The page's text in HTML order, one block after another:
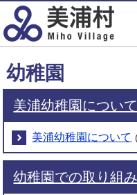
幼稚園
美浦幼稚園について
美浦幼稚園について
幼稚園での取り組み